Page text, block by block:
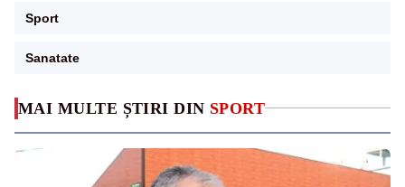
MAI MULTE ȘTIRI DIN SPORT
Sport
Sanatate